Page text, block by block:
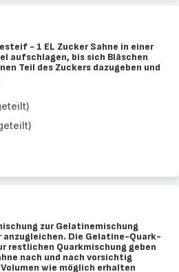
- 1 EL Zucker Sahne in einer
aufschlagen, bis sich Bläschen
Teil des Zuckers dazugeben und
zur Gelatinemischung
anzugleichen. Die Gelatine-Quark-
restlichen Quarkmischung geben
nach und nach vorsichtig
wie möglich erhalten